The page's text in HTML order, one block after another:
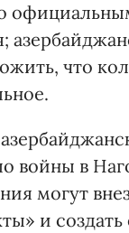
что
войны в
могут
и